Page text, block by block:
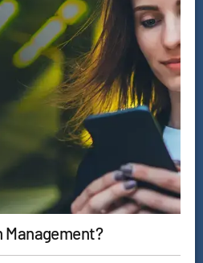
Management?